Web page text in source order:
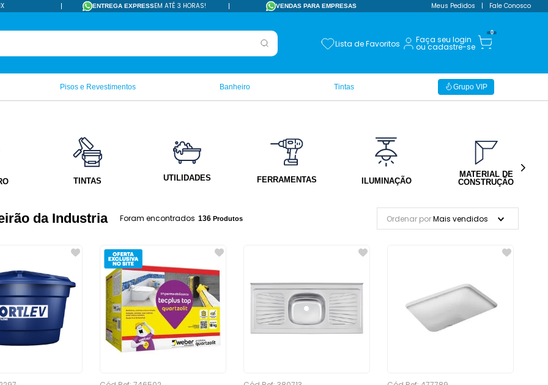
ENTREGA EXPRESSEM ATÉ 3 HORAS! VENDAS PARA EMPRESAS CUPOM BEMVINDO10% OFF
Meus Pedidos Fale Conosco
Lista de Favoritos Faça seu login
ou cadastre-se
0
Grupo VIP
Pisos e Revestimentos Banheiro Tintas
TINTAS UTILIDADES FERRAMENTAS ILUMINAÇÃO
MATERIAL DE
CONSTRUÇÃO
da Industria 136 Produtos Ordenar porMais vendidos